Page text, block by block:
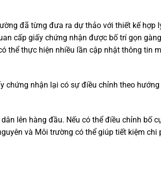
đã từng đưa ra dự thảo với thiết kế hợp
cấp giấy chứng nhận được bố trí gọn
thể thực hiện nhiều lần cập nhật thông tin
nhận lại có sự điều chỉnh theo
lên hàng đầu. Nếu có thể điều chỉnh bố
và Môi trường có thể giúp tiết kiệm chi